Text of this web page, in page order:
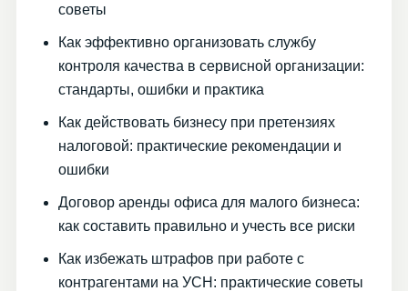
советы
Как эффективно организовать службу
контроля качества в сервисной организации:
стандарты, ошибки и практика
Как действовать бизнесу при претензиях
налоговой: практические рекомендации и
ошибки
Договор аренды офиса для малого бизнеса:
как составить правильно и учесть все риски
Как избежать штрафов при работе с
контрагентами на УСН: практические советы